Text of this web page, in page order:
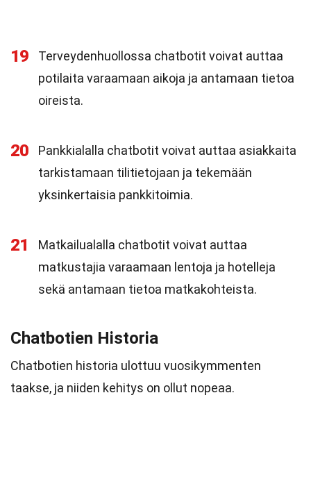
19
Terveydenhuollossa chatbotit voivat auttaa
potilaita varaamaan aikoja ja antamaan tietoa
oireista.
20
Pankkialalla chatbotit voivat auttaa asiakkaita
tarkistamaan tilitietojaan ja tekemään
yksinkertaisia pankkitoimia.
21
Matkailualalla chatbotit voivat auttaa
matkustajia varaamaan lentoja ja hotelleja
sekä antamaan tietoa matkakohteista.
Chatbotien Historia
Chatbotien historia ulottuu vuosikymmenten
taakse, ja niiden kehitys on ollut nopeaa.